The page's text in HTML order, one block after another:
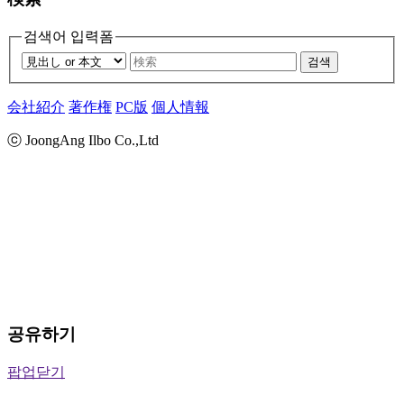
검색어 입력폼
검색
会社紹介 著作権 PC版 個人情報
ⓒ JoongAng Ilbo Co.,Ltd
공유하기
팝업닫기